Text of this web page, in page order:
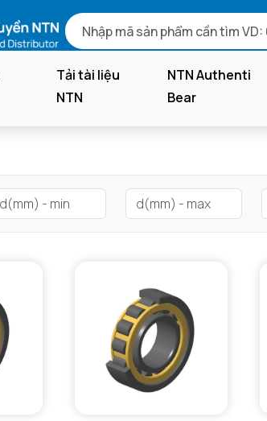
Tải tài liệu
NTN
NTN Authenti
Bear